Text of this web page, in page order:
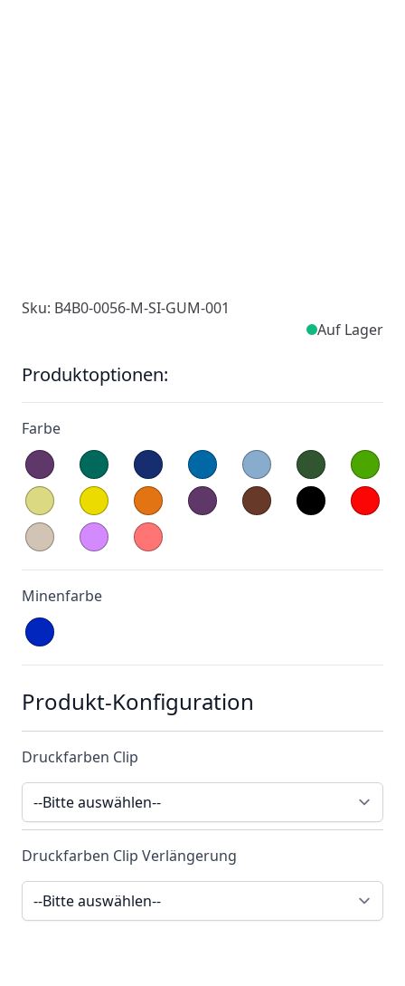
Sku: B4B0-0056-M-SI-GUM-001
Auf Lager
Produktoptionen:
Farbe
Minenfarbe
Produkt-Konfiguration
Druckfarben Clip
Druckfarben Clip Verlängerung